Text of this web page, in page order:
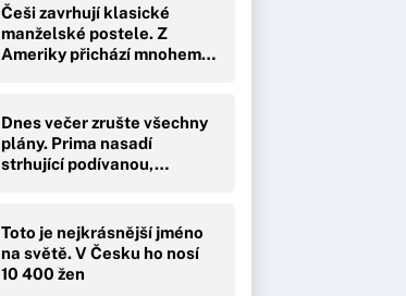
Češi zavrhují klasické
manželské postele. Z
Ameriky přichází mnohem…
Dnes večer zrušte všechny
plány. Prima nasadí
strhující podívanou,…
Toto je nejkrásnější jméno
na světě. V Česku ho nosí
10 400 žen